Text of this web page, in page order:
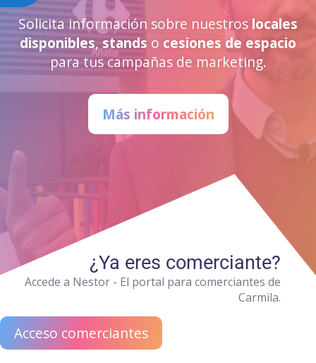
Solicita información sobre nuestros locales
disponibles, stands o cesiones de espacio
para tus campañas de marketing.
Más información
¿Ya eres comerciante?
Accede a Nestor - El portal para comerciantes de
Carmila.
Acceso comerciantes